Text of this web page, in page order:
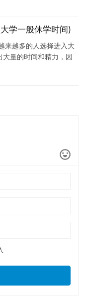
学一般休学时间)
来越多的人选择进入大
量的时间和精力，因